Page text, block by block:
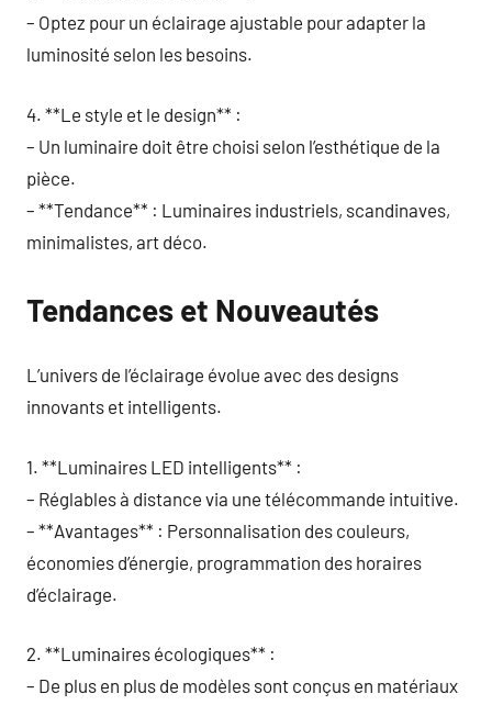
– Optez pour un éclairage ajustable pour adapter la
luminosité selon les besoins.
4. **Le style et le design** :
– Un luminaire doit être choisi selon l’esthétique de la
pièce.
– **Tendance** : Luminaires industriels, scandinaves,
minimalistes, art déco.
Tendances et Nouveautés
L’univers de l’éclairage évolue avec des designs
innovants et intelligents.
1. **Luminaires LED intelligents** :
– Réglables à distance via une télécommande intuitive.
– **Avantages** : Personnalisation des couleurs,
économies d’énergie, programmation des horaires
d’éclairage.
2. **Luminaires écologiques** :
– De plus en plus de modèles sont conçus en matériaux